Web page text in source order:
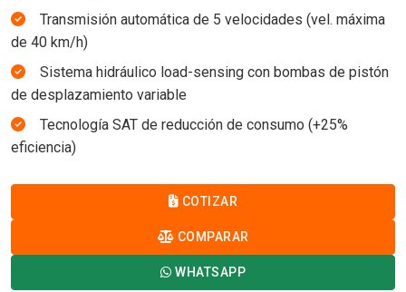
Transmisión automática de 5 velocidades (vel. máxima
de 40 km/h)
Sistema hidráulico load-sensing con bombas de pistón
de desplazamiento variable
Tecnología SAT de reducción de consumo (+25%
eficiencia)
COTIZAR
COMPARAR
WHATSAPP